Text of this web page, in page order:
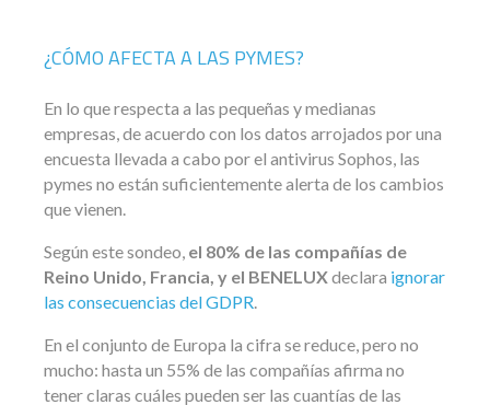
¿CÓMO AFECTA A LAS PYMES?
En lo que respecta a las pequeñas y medianas
empresas, de acuerdo con los datos arrojados por una
encuesta llevada a cabo por el antivirus Sophos, las
pymes no están suficientemente alerta de los cambios
que vienen.
Según este sondeo, el 80% de las compañías de
Reino Unido, Francia, y el BENELUXdeclara ignorar
las consecuencias del GDPR.
En el conjunto de Europa la cifra se reduce, pero no
mucho: hasta un 55% de las compañías afirma no
tener claras cuáles pueden ser las cuantías de las